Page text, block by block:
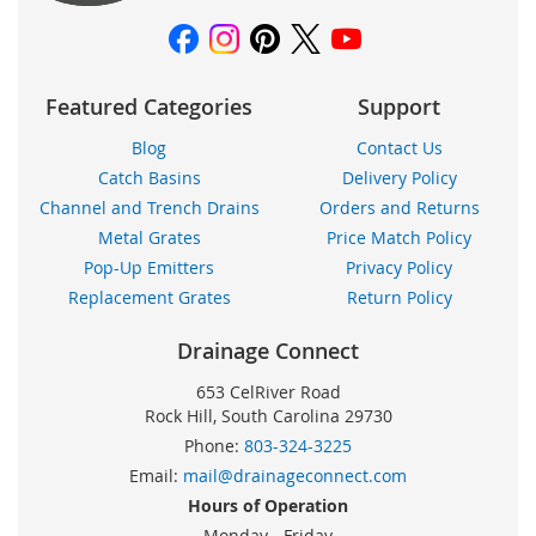
Featured Categories
Blog
Catch Basins
Channel and Trench Drains
Metal Grates
Pop-Up Emitters
Replacement Grates
Support
Contact Us
Delivery Policy
Orders and Returns
Price Match Policy
Privacy Policy
Return Policy
Drainage Connect
653 CelRiver Road
Rock Hill, South Carolina 29730
Phone: 803-324-3225
Email: mail@drainageconnect.com
Hours of Operation